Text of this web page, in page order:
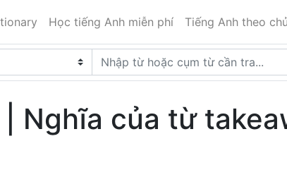
Học tiếng Anh miễn phí Tiếng Anh theo
| Nghĩa của từ